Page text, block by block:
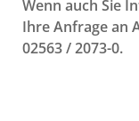
Wenn auch Sie
Ihre Anfrage an
02563 / 2073-0.